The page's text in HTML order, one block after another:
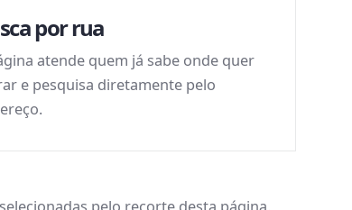
por rua
atende quem já sabe onde quer
e pesquisa diretamente pelo